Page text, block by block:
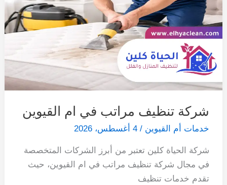
شركة تنظيف مراتب في ام القيوين
خدمات أم القيوين/4 أغسطس، 2026
شركة الحياة كلين تعتبر من أبرز الشركات المتخصصة
في مجال شركة تنظيف مراتب في ام القيوين، حيث
تقدم خدمات تنظيف